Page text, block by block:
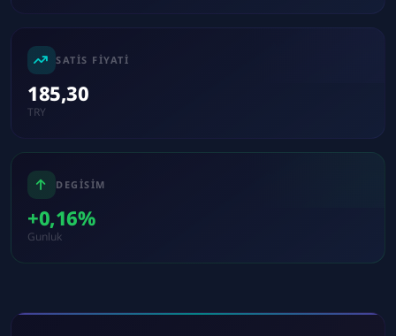
SATIS FIYATI
185,30
TRY
DEGISIM
+0,16%
Gunluk